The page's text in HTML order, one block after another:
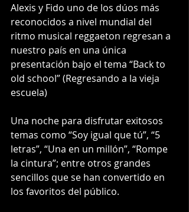
Alexis y Fido uno de los dúos más
reconocidos a nivel mundial del
ritmo musical reggaeton regresan a
nuestro país en una única
presentación bajo el tema “Back to
old school” (Regresando a la vieja
escuela)
Una noche para disfrutar exitosos
temas como “Soy igual que tú”, “5
letras”, “Una en un millón”, “Rompe
la cintura”; entre otros grandes
sencillos que se han convertido en
los favoritos del público.